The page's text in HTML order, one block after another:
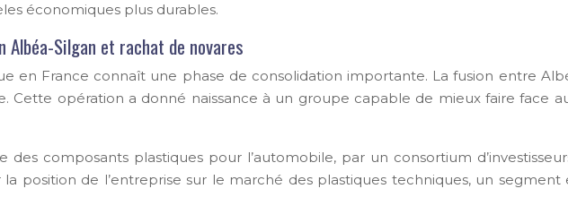
économiques plus durables.
Silgan et rachat de novares
en France connaît une phase de consolidation importante. La fusion entre
Cette opération a donné naissance à un groupe capable de mieux faire face
des composants plastiques pour l’automobile, par un consortium
position de l’entreprise sur le marché des plastiques techniques, un